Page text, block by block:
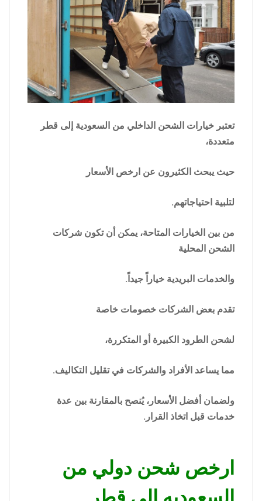
تعتبر خيارات الشحن الداخلي من السعودية إلى قطر
متعددة،
حيث يبحث الكثيرون عن ارخص الأسعار
لتلبية احتياجاتهم.
من بين الخيارات المتاحة، يمكن أن تكون شركات
الشحن المحلية
والخدمات البريدية خياراً جيداً.
تقدم بعض الشركات خصومات خاصة
لشحن الطرود الكبيرة أو المتكررة،
مما يساعد الأفراد والشركات في تقليل التكاليف.
ولضمان أفضل الأسعار، يُنصح بالمقارنة بين عدة
خدمات قبل اتخاذ القرار.
ارخص شحن دولي من